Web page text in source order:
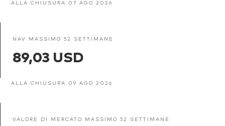
ALLA CHIUSURA 07 AGO 2026
NAV MASSIMO 52 SETTIMANE
89,03 USD
ALLA CHIUSURA 09 AGO 2026
VALORE DI MERCATO MASSIMO 52 SETTIMANE